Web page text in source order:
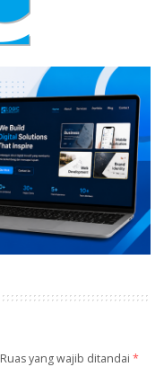
Ruas yang wajib ditandai *